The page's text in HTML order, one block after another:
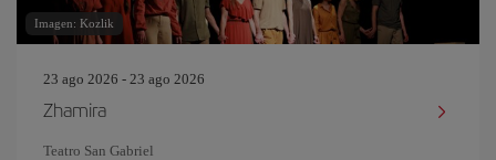
Imagen: Kozlik
23 ago 2026 - 23 ago 2026
Zhamira
Teatro San Gabriel